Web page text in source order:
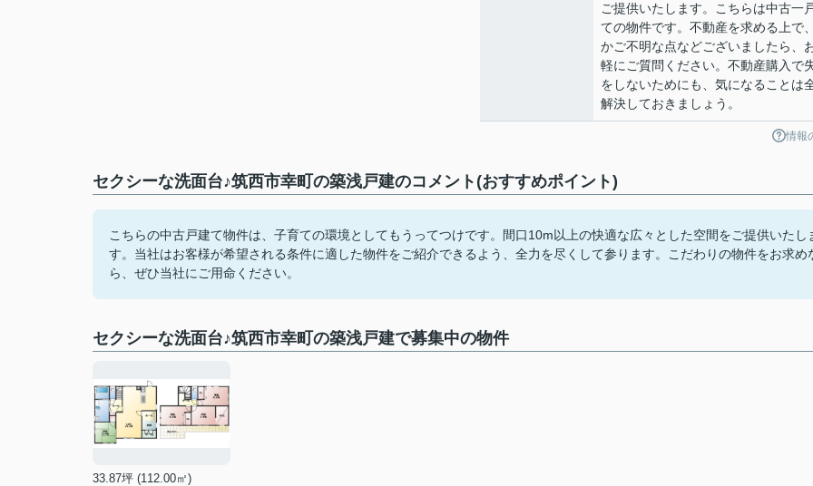
ご提供いたします。こちらは中古一
ての物件です。不動産を求める上で
かご不明な点などございましたら、
軽にご質問ください。不動産購入で
をしないためにも、気になることは
解決しておきましょう。
情報
セクシーな洗面台♪筑西市幸町の築浅戸建のコメント(おすすめポイント)
こちらの中古戸建て物件は、子育ての環境としてもうってつけです。間口10m以上の快適な広々とした空間をご提供いたし
す。当社はお客様が希望される条件に適した物件をご紹介できるよう、全力を尽くして参ります。こだわりの物件をお求め
ら、ぜひ当社にご用命ください。
セクシーな洗面台♪筑西市幸町の築浅戸建で募集中の物件
33.87坪 (112.00㎡)